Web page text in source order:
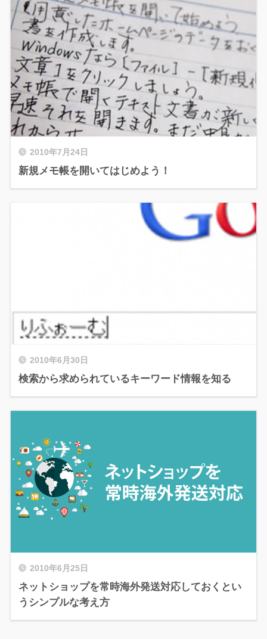
2010年7月24日
新規メモ帳を開いてはじめよう！
2010年6月30日
検索から求められているキーワード情報を知る
2010年6月25日
ネットショップを常時海外発送対応しておくとい
うシンプルな考え方